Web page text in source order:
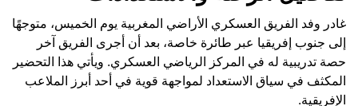
غادر وفد الفريق العسكري الأراضي المغربية يوم الخميس، متوجهًا
إلى جنوب إفريقيا عبر طائرة خاصة، بعد أن أجرى الفريق آخر
حصة تدريبية له في المركز الرياضي العسكري. ويأتي هذا التحضير
المكثف في سياق الاستعداد لمواجهة قوية في أحد أبرز الملاعب
الإفريقية.